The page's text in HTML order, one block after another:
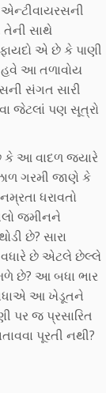
તેની સાથે
એ છે કે પાણી
હવે આ તળાવોય
સંગત સારી
જેટલાં પણ સૂત્રો
કે આ વાદળ જયારે
ગરમી જાણે કે
ધરાવતો
જમીનને
છે? સારા
વધારે છે એટલે છેલ્લે
છે? આ બધા ભાર
બધાએ આ ખેડૂતને
પર જ પ્રસારિત
પૂરતી નથી?